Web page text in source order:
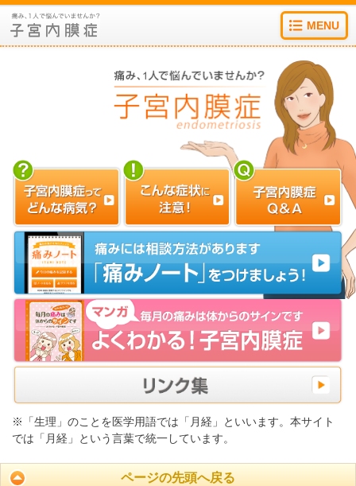
MENU
こんな症状に注意！
マンガ よくわかる!子宮内膜症
痛みノートをつけましょう!
リンク集
※「生理」のことを医学用語では「月経」といいます。本サイト
では「月経」という言葉で統一しています。
ページの先頭へ戻る